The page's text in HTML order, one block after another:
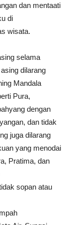
dan mentaati
di
wisata.
selama
dilarang
Mandala
Pura,
dengan
dan tidak
juga dilarang
yang menodai
Pratima, dan
sopan atau